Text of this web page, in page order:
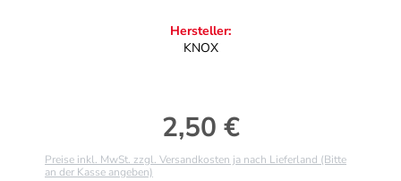
Hersteller:
KNOX
Regulärer Preis:
2,50 €
Preise inkl. MwSt. zzgl. Versandkosten ja nach Lieferland (Bitte
an der Kasse angeben)